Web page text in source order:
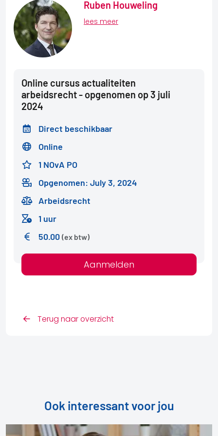
Ruben Houweling
lees meer
Online cursus actualiteiten
arbeidsrecht - opgenomen op 3 juli
2024
Direct beschikbaar
Online
1 NOvA PO
Opgenomen: July 3, 2024
Arbeidsrecht
1 uur
50.00 (ex btw)
Aanmelden
Terug naar overzicht
Ook interessant voor jou